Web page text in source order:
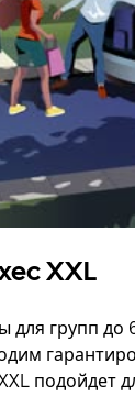
XXL
для групп до
подойдет